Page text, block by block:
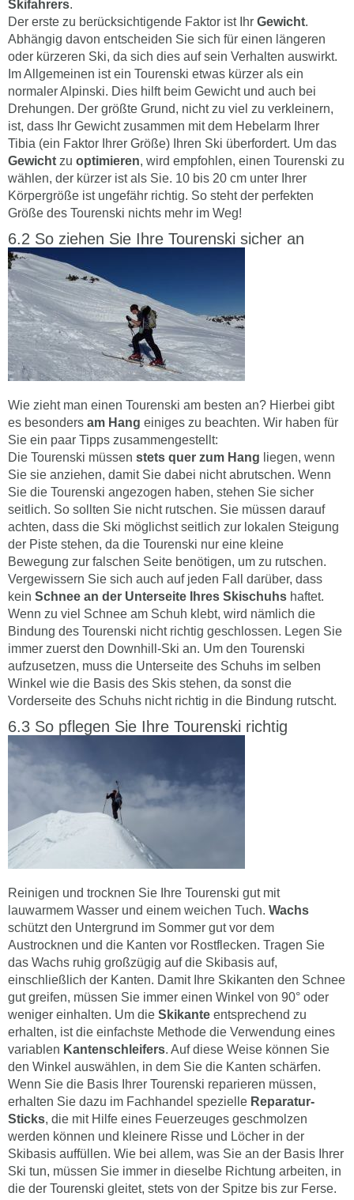
Skifahrers.
Der erste zu berücksichtigende Faktor ist Ihr Gewicht.
Abhängig davon entscheiden Sie sich für einen längeren
oder kürzeren Ski, da sich dies auf sein Verhalten auswirkt.
Im Allgemeinen ist ein Tourenski etwas kürzer als ein
normaler Alpinski. Dies hilft beim Gewicht und auch bei
Drehungen. Der größte Grund, nicht zu viel zu verkleinern,
ist, dass Ihr Gewicht zusammen mit dem Hebelarm Ihrer
Tibia (ein Faktor Ihrer Größe) Ihren Ski überfordert. Um das
Gewicht zu optimieren, wird empfohlen, einen Tourenski zu
wählen, der kürzer ist als Sie. 10 bis 20 cm unter Ihrer
Körpergröße ist ungefähr richtig. So steht der perfekten
Größe des Tourenski nichts mehr im Weg!
So ziehen Sie Ihre Tourenski sicher an
Wie zieht man einen Tourenski am besten an? Hierbei gibt
es besonders am Hang einiges zu beachten. Wir haben für
Sie ein paar Tipps zusammengestellt:
Die Tourenski müssen stets quer zum Hang liegen, wenn
Sie sie anziehen, damit Sie dabei nicht abrutschen. Wenn
Sie die Tourenski angezogen haben, stehen Sie sicher
seitlich. So sollten Sie nicht rutschen. Sie müssen darauf
achten, dass die Ski möglichst seitlich zur lokalen Steigung
der Piste stehen, da die Tourenski nur eine kleine
Bewegung zur falschen Seite benötigen, um zu rutschen.
Vergewissern Sie sich auch auf jeden Fall darüber, dass
kein Schnee an der Unterseite Ihres Skischuhs haftet.
Wenn zu viel Schnee am Schuh klebt, wird nämlich die
Bindung des Tourenski nicht richtig geschlossen. Legen Sie
immer zuerst den Downhill-Ski an. Um den Tourenski
aufzusetzen, muss die Unterseite des Schuhs im selben
Winkel wie die Basis des Skis stehen, da sonst die
Vorderseite des Schuhs nicht richtig in die Bindung rutscht.
So pflegen Sie Ihre Tourenski richtig
Reinigen und trocknen Sie Ihre Tourenski gut mit
lauwarmem Wasser und einem weichen Tuch. Wachs
schützt den Untergrund im Sommer gut vor dem
Austrocknen und die Kanten vor Rostflecken. Tragen Sie
das Wachs ruhig großzügig auf die Skibasis auf,
einschließlich der Kanten. Damit Ihre Skikanten den Schnee
gut greifen, müssen Sie immer einen Winkel von 90° oder
weniger einhalten. Um die Skikante entsprechend zu
erhalten, ist die einfachste Methode die Verwendung eines
variablen Kantenschleifers. Auf diese Weise können Sie
den Winkel auswählen, in dem Sie die Kanten schärfen.
Wenn Sie die Basis Ihrer Tourenski reparieren müssen,
erhalten Sie dazu im Fachhandel spezielle Reparatur-
Sticks, die mit Hilfe eines Feuerzeuges geschmolzen
werden können und kleinere Risse und Löcher in der
Skibasis auffüllen. Wie bei allem, was Sie an der Basis Ihrer
Ski tun, müssen Sie immer in dieselbe Richtung arbeiten, in
die der Tourenski gleitet, stets von der Spitze bis zur Ferse.